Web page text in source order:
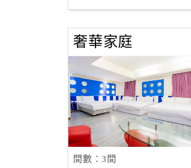
奢華家庭
間數：3間